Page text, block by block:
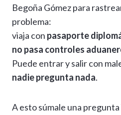
Begoña Gómez para
problema:
viaja con pasaporte
no pasa controles
Puede entrar y salir con
nadie pregunta nada.
A esto súmale una